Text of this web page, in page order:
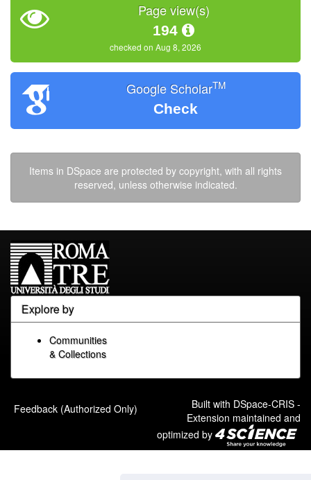
Page view(s)
194
checked on Aug 8, 2026
Google ScholarTM
Check
Items in DSpace are protected by copyright, with all rights
reserved, unless otherwise indicated.
Explore by
Communities
& Collections
Feedback (Authorized Only) Built with DSpace-CRIS -
Extension maintained and
optimized by